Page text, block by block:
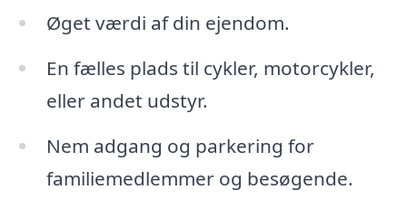
Øget værdi af din ejendom.
En fælles plads til cykler, motorcykler,
eller andet udstyr.
Nem adgang og parkering for
familiemedlemmer og besøgende.